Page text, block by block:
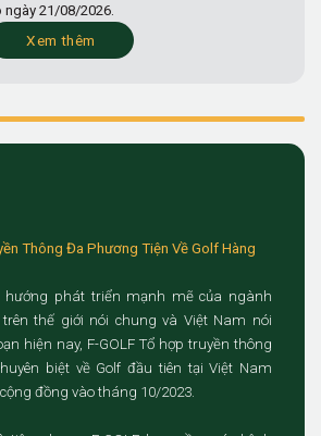
ngày 21/08/2026.
Xem thêm
Thông Đa Phương Tiện Về Golf Hàng
hướng phát triển mạnh mẽ của ngành
thế giới nói chung và Việt Nam nói
hiện nay, F-GOLF Tổ hợp truyền thông
biệt về Golf đầu tiên tại Việt Nam
đồng vào tháng 10/2023.